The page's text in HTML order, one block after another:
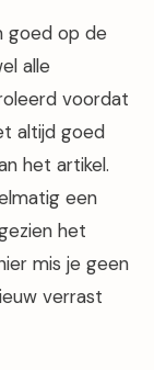
goed op de
alle
voordat
altijd goed
het artikel.
een
het
mis je geen
verrast